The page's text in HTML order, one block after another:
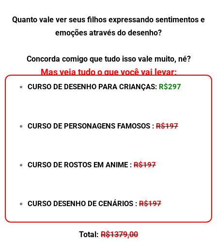
Quanto vale ver seus filhos expressando sentimentos e
emoções através do desenho?
Concorda comigo que tudo isso vale muito, né?
Mas veja tudo o que você vai levar:
CURSO DE DESENHO PARA CRIANÇAS: R$297
CURSO DE PERSONAGENS FAMOSOS : R$197
CURSO DE ROSTOS EM ANIME : R$197
CURSO DESENHO DE CENÁRIOS : R$197
Total: R$1379,00